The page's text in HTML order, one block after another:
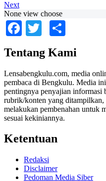
Next
None view choose
Facebook
Twitter
Tentang Kami
Lensabengkulu.com, media
pembaca di Bengkulu. Media
pentingnya penyajian informasi
rubrik/konten yang ditampilkan,
melakukan pembenahan untuk
sesuai kekiniannya.
Ketentuan
Redaksi
Disclaimer
Pedoman Media Siber